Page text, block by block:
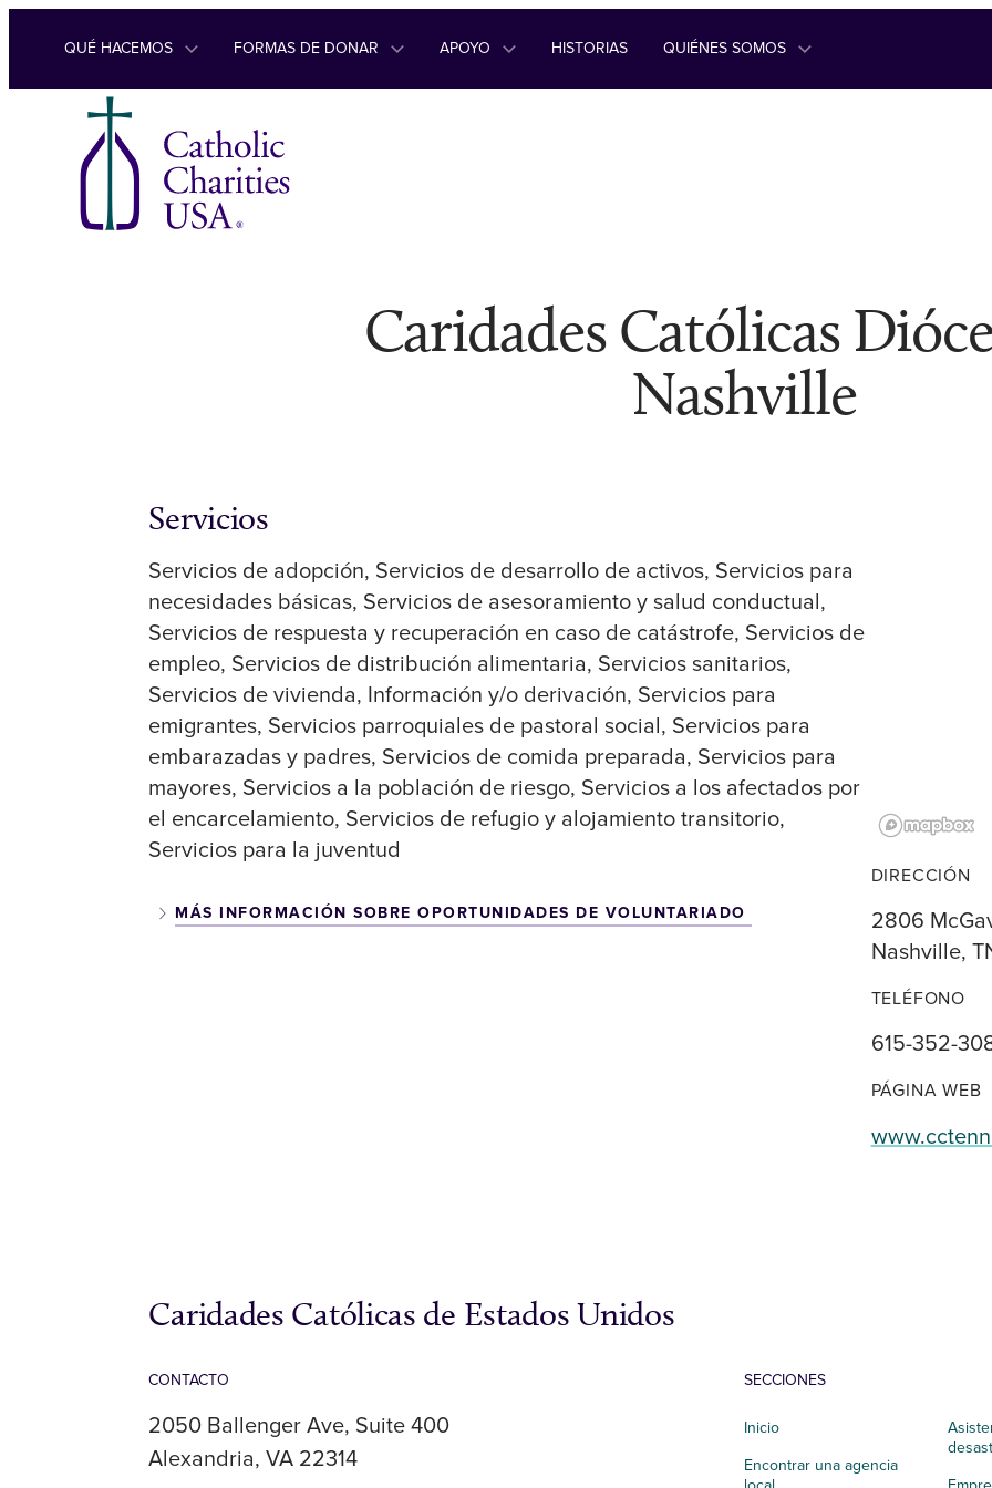
Ir al contenido
QUÉ HACEMOS FORMAS DE DONAR APOYO HISTORIAS QUIÉNES SOMOS
Caridades Católicas
Nashville
Servicios
Servicios de adopción Servicios de desarrollo de activos Servicios para
necesidades básicas Servicios de asesoramiento y salud conductual
Servicios de respuesta y recuperación en caso de catástrofe Servicios de
empleo Servicios de distribución alimentaria Servicios sanitarios
Servicios de vivienda Información y/o derivación Servicios para
emigrantes Servicios parroquiales de pastoral social Servicios para
embarazadas y padres Servicios de comida preparada Servicios para
mayores Servicios a la población de riesgo Servicios a los afectados por
el encarcelamiento Servicios de refugio y alojamiento transitorio
Servicios para la juventud
MÁS INFORMACIÓN SOBRE OPORTUNIDADES DE VOLUNTARIADO
DIRECCIÓN
2806
Nashville,
TELÉFONO
615-352-
PÁGINA WEB
Caridades Católicas de Estados Unidos
CONTACTO
2050 Ballenger Ave, Suite 400
Alexandria, VA 22314
SECCIONES
Inicio
Encontrar una agencia